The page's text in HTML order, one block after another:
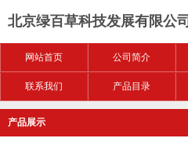
北京绿百草科技发展有限公司
网站首页 公司简介
联系我们 产品目录
产品展示